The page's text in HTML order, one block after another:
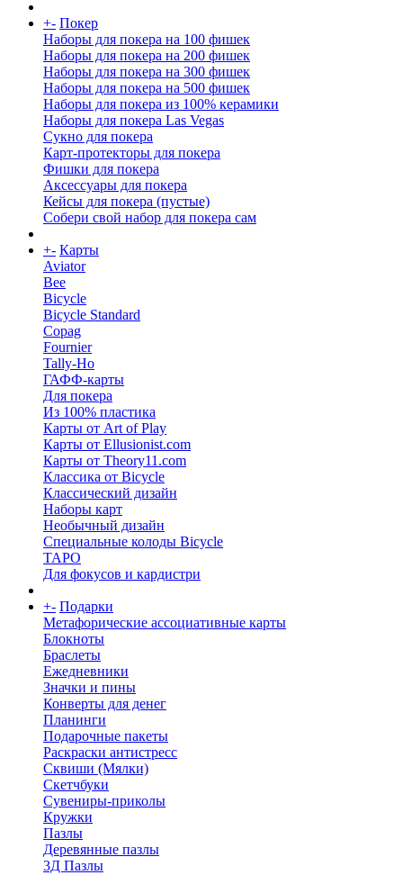
+- Покер
Наборы для покера на 100 фишек
Наборы для покера на 200 фишек
Наборы для покера на 300 фишек
Наборы для покера на 500 фишек
Наборы для покера из 100% керамики
Наборы для покера Las Vegas
Сукно для покера
Карт-протекторы для покера
Фишки для покера
Аксессуары для покера
Кейсы для покера (пустые)
Собери свой набор для покера сам
+- Карты
Aviator
Bee
Bicycle
Bicycle Standard
Copag
Fournier
Tally-Ho
ГАФФ-карты
Для покера
Из 100% пластика
Карты от Art of Play
Карты от Ellusionist.com
Карты от Theory11.com
Классика от Bicycle
Классический дизайн
Наборы карт
Необычный дизайн
Специальные колоды Bicycle
ТАРО
Для фокусов и кардистри
+- Подарки
Метафорические ассоциативные карты
Блокноты
Браслеты
Ежедневники
Значки и пины
Конверты для денег
Планинги
Подарочные пакеты
Раскраски антистресс
Сквиши (Мялки)
Скетчбуки
Сувениры-приколы
Кружки
Пазлы
Деревянные пазлы
3Д Пазлы